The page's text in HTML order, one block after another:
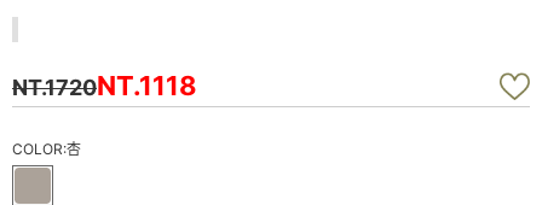
NT.1720NT.1118
COLOR:杏